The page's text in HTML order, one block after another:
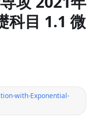
科目 1.1 微
with-Exponential-